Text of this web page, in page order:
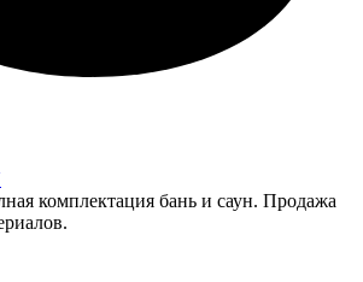
комплектация бань и саун. Продажа